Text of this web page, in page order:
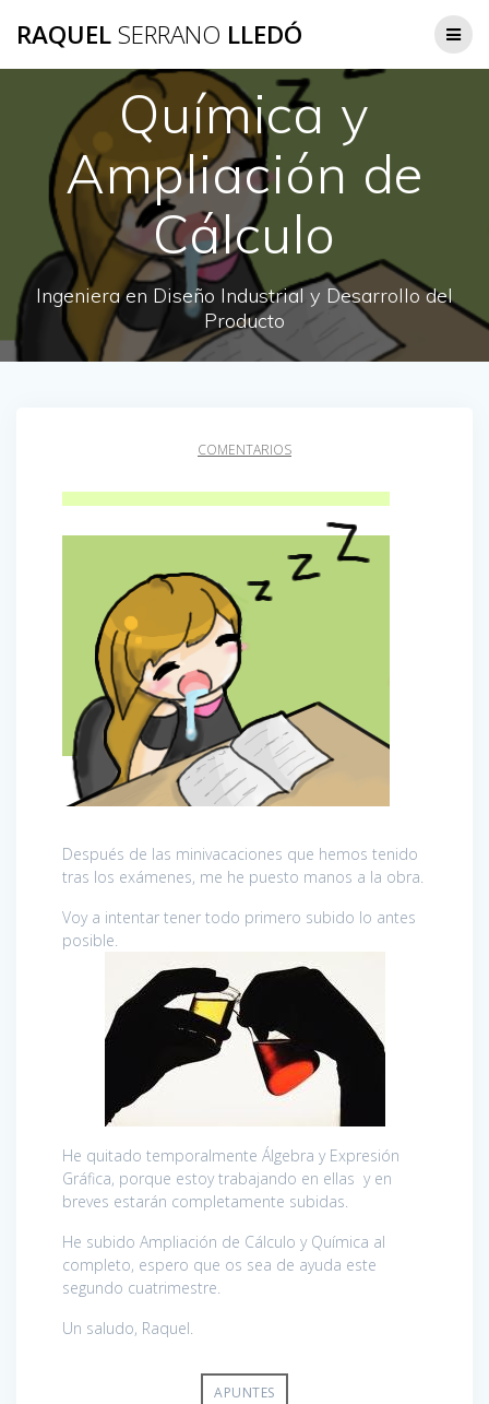
al
RAQUELSERRANO LLEDÓ
Química y
Ampliación de
Cálculo
Ingeniera en Diseño Industrial y Desarrollo del
Producto
COMENTARIOS
Después de las minivacaciones que hemos tenido
tras los exámenes, me he puesto manos a la obra.
Voy a intentar tener todo primero subido lo antes
posible.
He quitado temporalmente Álgebra y Expresión
Gráfica, porque estoy trabajando en ellas y en
breves estarán completamente subidas.
He subido Ampliación de Cálculo y Química al
completo, espero que os sea de ayuda este
segundo cuatrimestre.
Un saludo, Raquel.
APUNTES